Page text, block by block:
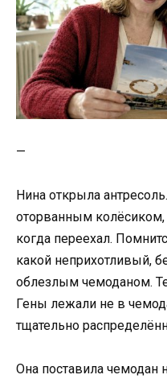
—
Нина открыла
оторванным колёсиком,
когда переехал.
какой неприхотливый,
облезлым чемоданом.
Гены лежали не в
тщательно
Она поставила чемодан